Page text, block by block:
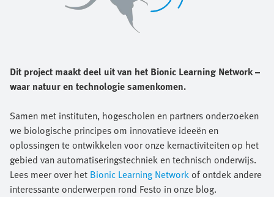
Dit project maakt deel uit van het Bionic Learning Network –
waar natuur en technologie samenkomen.
Samen met instituten, hogescholen en partners onderzoeken
we biologische principes om innovatieve ideeën en
oplossingen te ontwikkelen voor onze kernactiviteiten op het
gebied van automatiseringstechniek en technisch onderwijs.
Lees meer over het Bionic Learning Networkof ontdek andere
interessante onderwerpen rond Festo in onze blog.